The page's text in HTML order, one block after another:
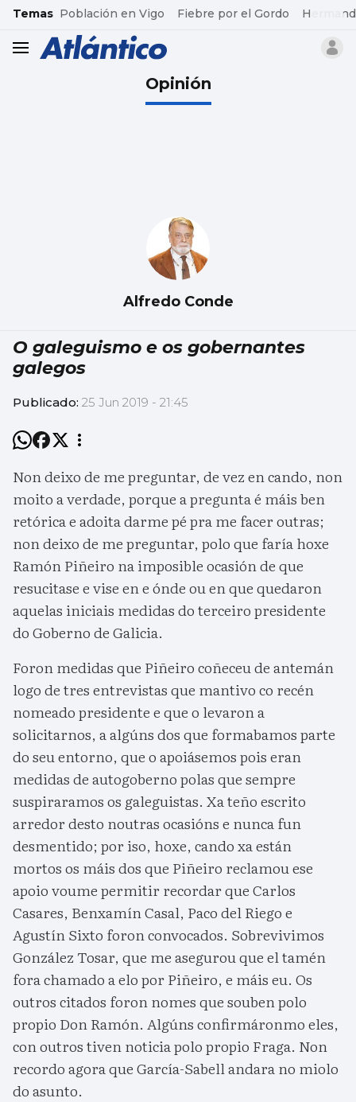
common.go-to-content
Temas Población en Vigo Fiebre por el Gordo
header.menu.open
Opinión
Alfredo Conde
O galeguismo e os gobernantes
galegos
Publicado: 25 Jun 2019 - 21:45
Non deixo de me preguntar, de vez en cando, non
moito a verdade, porque a pregunta é máis ben
retórica e adoita darme pé pra me facer outras;
non deixo de me preguntar, polo que faría hoxe
Ramón Piñeiro na imposible ocasión de que
resucitase e vise en e ónde ou en que quedaron
aquelas iniciais medidas do terceiro presidente
do Goberno de Galicia.
Foron medidas que Piñeiro coñeceu de antemán
logo de tres entrevistas que mantivo co recén
nomeado presidente e que o levaron a
solicitarnos, a algúns dos que formabamos parte
do seu entorno, que o apoiásemos pois eran
medidas de autogoberno polas que sempre
suspiraramos os galeguistas. Xa teño escrito
arredor desto noutras ocasións e nunca fun
desmentido; por iso, hoxe, cando xa están
mortos os máis dos que Piñeiro reclamou ese
apoio voume permitir recordar que Carlos
Casares, Benxamín Casal, Paco del Riego e
Agustín Sixto foron convocados. Sobrevivimos
González Tosar, que me asegurou que el tamén
fora chamado a elo por Piñeiro, e máis eu. Os
outros citados foron nomes que souben polo
propio Don Ramón. Algúns confirmáronmo eles,
con outros tiven noticia polo propio Fraga. Non
recordo agora que García-Sabell andara no miolo
do asunto.